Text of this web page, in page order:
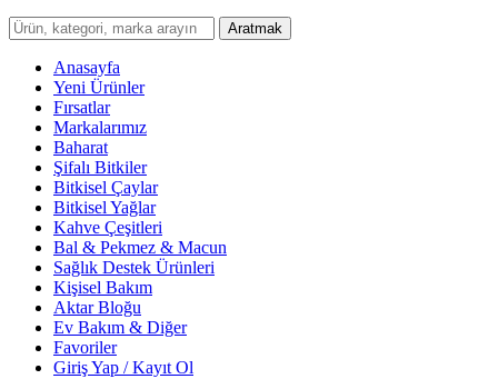
Aratmak
Anasayfa
Yeni Ürünler
Fırsatlar
Markalarımız
Baharat
Şifalı Bitkiler
Bitkisel Çaylar
Bitkisel Yağlar
Kahve Çeşitleri
Bal & Pekmez & Macun
Sağlık Destek Ürünleri
Kişisel Bakım
Aktar Bloğu
Ev Bakım & Diğer
Favoriler
Giriş Yap / Kayıt Ol